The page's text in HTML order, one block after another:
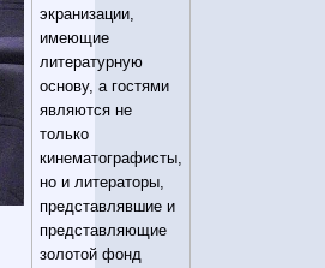
экранизации,
имеющие
литературную
основу, а гостями
являются не
только
кинематографисты,
но и литераторы,
представлявшие и
представляющие
золотой фонд